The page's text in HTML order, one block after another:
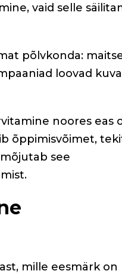
vaid selle
põlvkonda:
loovad
noores eas
õppimisvõimet,
see
mille eesmärk on